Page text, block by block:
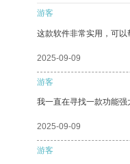
游客
这款软件非常实用，可以
2025-09-09
游客
我一直在寻找一款功能
2025-09-09
游客